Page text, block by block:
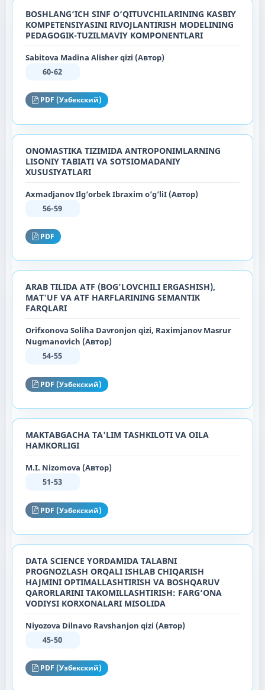
BOSHLANG‘ICH SINF O‘QITUVCHILARINING KASBIY
KOMPETENSIYASINI RIVOJLANTIRISH MODELINING
PEDAGOGIK-TUZILMAVIY KOMPONENTLARI
Sabitova Madina Alisher qizi (Автор)
60-62
PDF (Узбекский)
ONOMASTIKA TIZIMIDA ANTROPONIMLARNING
LISONIY TABIATI VA SOTSIOMADANIY
XUSUSIYATLARI
Axmadjanov Ilg’orbek Ibraxim o’g’liI (Автор)
56-59
PDF
ARAB TILIDA ATF (BOG'LOVCHILI ERGASHISH),
MAT'UF VA ATF HARFLARINING SEMANTIK
FARQLARI
Orifxonova Soliha Davronjon qizi, Raximjanov Masrur
Nugmanovich (Автор)
54-55
PDF (Узбекский)
MAKTABGACHA TA'LIM TASHKILOTI VA OILA
HAMKORLIGI
M.I. Nizomova (Автор)
51-53
PDF (Узбекский)
DATA SCIENCE YORDAMIDA TALABNI
PROGNOZLASH ORQALI ISHLAB CHIQARISH
HAJMINI OPTIMALLASHTIRISH VA BOSHQARUV
QARORLARINI TAKOMILLASHTIRISH: FARG‘ONA
VODIYSI KORXONALARI MISOLIDA
Niyozova Dilnavo Ravshanjon qizi (Автор)
45-50
PDF (Узбекский)